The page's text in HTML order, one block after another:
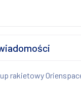
rakietowy